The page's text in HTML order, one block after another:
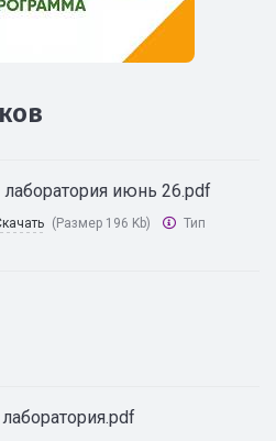
июнь 26.pdf
(Размер 196 Kb)
Тип